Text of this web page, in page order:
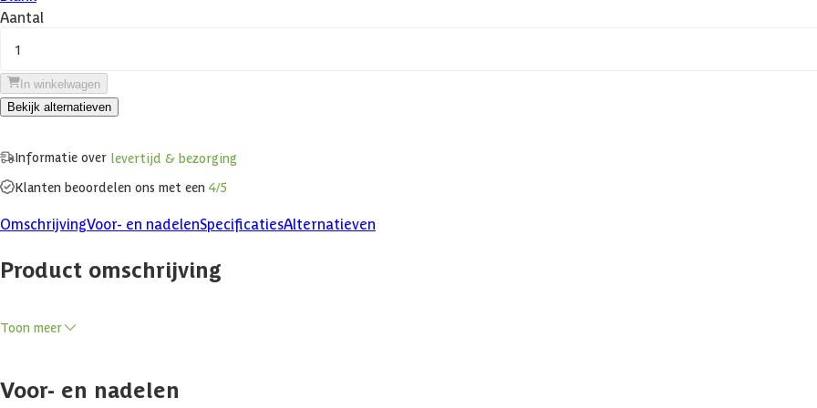
Aantal
1
In winkelwagen
Bekijk alternatieven
Informatie over levertijd & bezorging
Klanten beoordelen ons met een 4/5
OmschrijvingVoor- en nadelenSpecificatiesAlternatieven
Product omschrijving
Combineer het gemak van een berging met de ontspanning van een overkapping door de Askola te bestellen met overkapping. Zo kan je
Toon meer
Voor- en nadelen